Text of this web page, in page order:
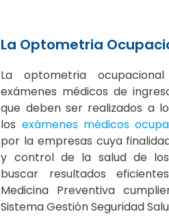
La Optometria
La optometria
exámenes médicos de
que deben ser realizados a
los exámenes médicos
por la empresas cuya
y control de la salud de
buscar resultados
Medicina Preventiva
Sistema Gestión Seguridad